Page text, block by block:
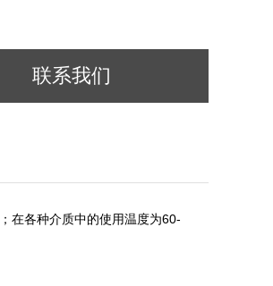
联系我们
在各种介质中的使用温度为60-